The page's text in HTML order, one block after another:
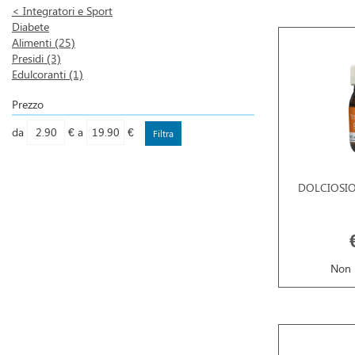
< Integratori e Sport
Diabete
Alimenti (25)
Presidi (3)
Edulcoranti (1)
Prezzo
filtra
da €
filtra
a €
Non